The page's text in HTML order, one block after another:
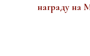
награду на